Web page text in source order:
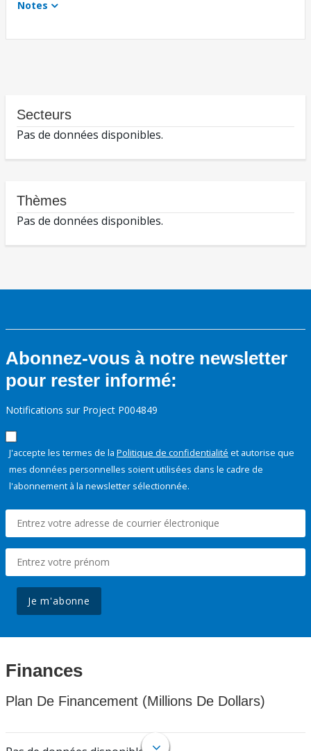
Notes
Secteurs
Pas de données disponibles.
Thèmes
Pas de données disponibles.
Abonnez-vous à notre newsletter
pour rester informé:
Notifications sur Project P004849
J'accepte les termes de la Politique de confidentialité et autorise que
mes données personnelles soient utilisées dans le cadre de
l'abonnement à la newsletter sélectionnée.
Je m'abonne
Finances
Plan De Financement (Millions De Dollars)